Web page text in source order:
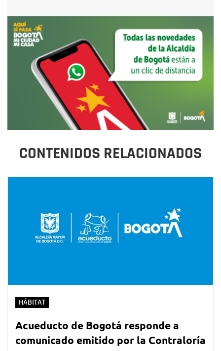
CONTENIDOS RELACIONADOS
HÁBITAT
Acueducto de Bogotá responde a
comunicado emitido por la Contraloría